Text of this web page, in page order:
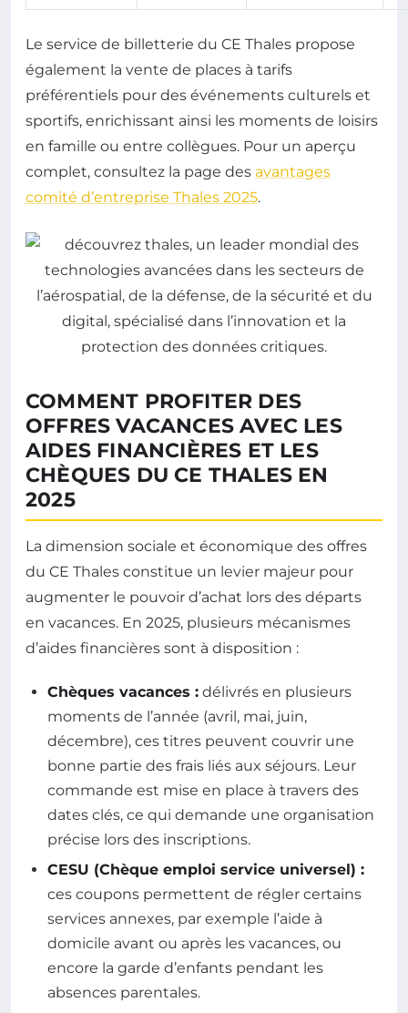
Le service de billetterie du CE Thales propose
également la vente de places à tarifs
préférentiels pour des événements culturels et
sportifs, enrichissant ainsi les moments de loisirs
en famille ou entre collègues. Pour un aperçu
complet, consultez la page des avantages
comité d’entreprise Thales 2025.
COMMENT PROFITER DES
OFFRES VACANCES AVEC LES
AIDES FINANCIÈRES ET LES
CHÈQUES DU CE THALES EN
2025
La dimension sociale et économique des offres
du CE Thales constitue un levier majeur pour
augmenter le pouvoir d’achat lors des départs
en vacances. En 2025, plusieurs mécanismes
d’aides financières sont à disposition :
Chèques vacances : délivrés en plusieurs
moments de l’année (avril, mai, juin,
décembre), ces titres peuvent couvrir une
bonne partie des frais liés aux séjours. Leur
commande est mise en place à travers des
dates clés, ce qui demande une organisation
précise lors des inscriptions.
CESU (Chèque emploi service universel) :
ces coupons permettent de régler certains
services annexes, par exemple l’aide à
domicile avant ou après les vacances, ou
encore la garde d’enfants pendant les
absences parentales.